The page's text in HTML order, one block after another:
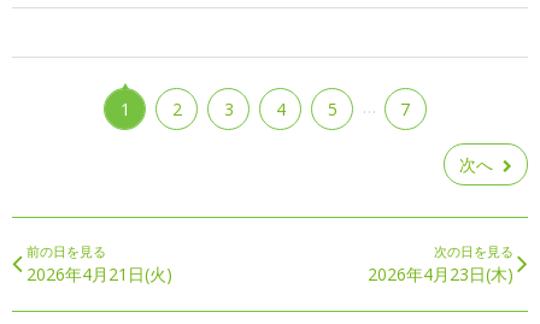
1 2 3 4 5 … 7
次へ
前の日を見る
2026年4月21日(火)
次の日を見る
2026年4月23日(木)